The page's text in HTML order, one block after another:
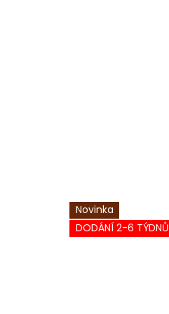
Novinka
DODÁNÍ 2-6 TÝDNŮ